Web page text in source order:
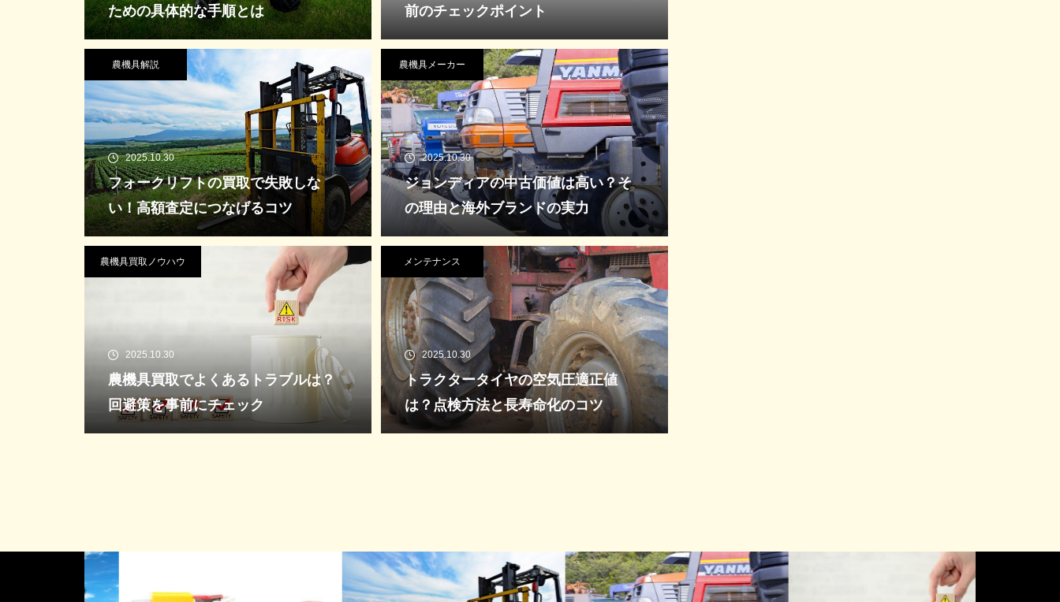
ための具体的な手順とは
前のチェックポイント
農機具解説
2025.10.30
フォークリフトの買取で失敗しな
い！高額査定につなげるコツ
農機具メーカー
2025.10.30
ジョンディアの中古価値は高い？そ
の理由と海外ブランドの実力
農機具買取ノウハウ
2025.10.30
農機具買取でよくあるトラブルは？
回避策を事前にチェック
メンテナンス
2025.10.30
トラクタータイヤの空気圧適正値
は？点検方法と長寿命化のコツ